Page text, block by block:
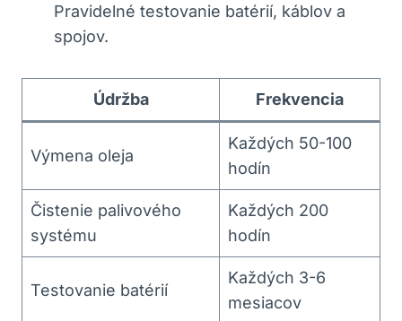
Pravidelné testovanie batérií, káblov ​a
spojov.
Údržba Frekvencia
Výmena ‍oleja
Každých 50-100
hodín
Čistenie palivového
systému
Každých 200
hodín
Testovanie⁤ batérií
Každých 3-6
mesiacov